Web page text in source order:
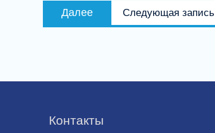
Далее
запись:
Следующая запись
Контакты